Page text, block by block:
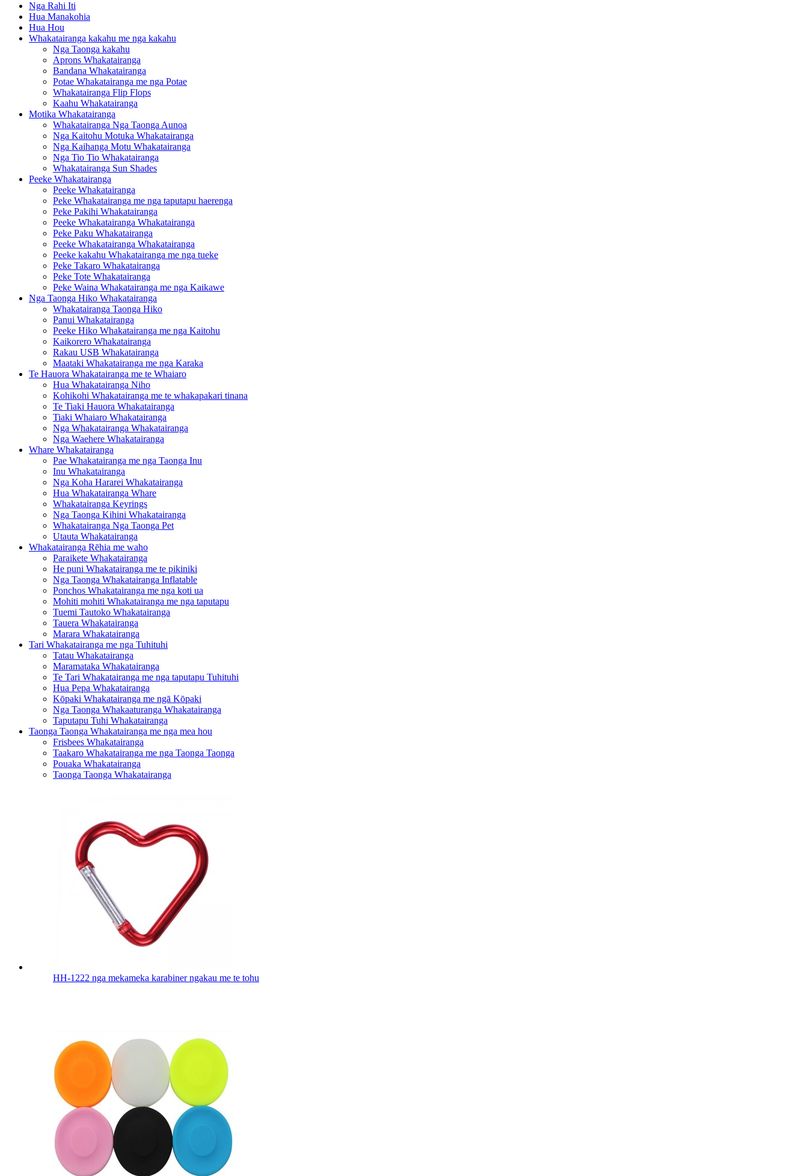
Nga Rahi Iti
Hua Manakohia
Hua Hou
Whakatairanga kakahu me nga kakahu
Nga Taonga kakahu
Aprons Whakatairanga
Bandana Whakatairanga
Potae Whakatairanga me nga Potae
Whakatairanga Flip Flops
Kaahu Whakatairanga
Motika Whakatairanga
Whakatairanga Nga Taonga Aunoa
Nga Kaitohu Motuka Whakatairanga
Nga Kaihanga Motu Whakatairanga
Nga Tio Tio Whakatairanga
Whakatairanga Sun Shades
Peeke Whakatairanga
Peeke Whakatairanga
Peke Whakatairanga me nga taputapu haerenga
Peke Pakihi Whakatairanga
Peeke Whakatairanga Whakatairanga
Peke Paku Whakatairanga
Peeke Whakatairanga Whakatairanga
Peeke kakahu Whakatairanga me nga tueke
Peke Takaro Whakatairanga
Peke Tote Whakatairanga
Peke Waina Whakatairanga me nga Kaikawe
Nga Taonga Hiko Whakatairanga
Whakatairanga Taonga Hiko
Panui Whakatairanga
Peeke Hiko Whakatairanga me nga Kaitohu
Kaikorero Whakatairanga
Rakau USB Whakatairanga
Maataki Whakatairanga me nga Karaka
Te Hauora Whakatairanga me te Whaiaro
Hua Whakatairanga Niho
Kohikohi Whakatairanga me te whakapakari tinana
Te Tiaki Hauora Whakatairanga
Tiaki Whaiaro Whakatairanga
Nga Whakatairanga Whakatairanga
Nga Waehere Whakatairanga
Whare Whakatairanga
Pae Whakatairanga me nga Taonga Inu
Inu Whakatairanga
Nga Koha Hararei Whakatairanga
Hua Whakatairanga Whare
Whakatairanga Keyrings
Nga Taonga Kihini Whakatairanga
Whakatairanga Nga Taonga Pet
Utauta Whakatairanga
Whakatairanga Rēhia me waho
Paraikete Whakatairanga
He puni Whakatairanga me te pikiniki
Nga Taonga Whakatairanga Inflatable
Ponchos Whakatairanga me nga koti ua
Mohiti mohiti Whakatairanga me nga taputapu
Tuemi Tautoko Whakatairanga
Tauera Whakatairanga
Marara Whakatairanga
Tari Whakatairanga me nga Tuhituhi
Tatau Whakatairanga
Maramataka Whakatairanga
Te Tari Whakatairanga me nga taputapu Tuhituhi
Hua Pepa Whakatairanga
Kōpaki Whakatairanga me ngā Kōpaki
Nga Taonga Whakaaturanga Whakatairanga
Taputapu Tuhi Whakatairanga
Taonga Taonga Whakatairanga me nga mea hou
Frisbees Whakatairanga
Taakaro Whakatairanga me nga Taonga Taonga
Pouaka Whakatairanga
Taonga Taonga Whakatairanga
HH-1222 nga mekameka karabiner ngakau me te tohu